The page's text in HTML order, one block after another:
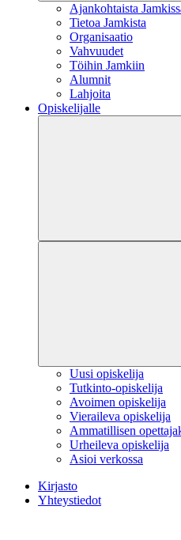
Ajankohtaista
Tietoa Jamkista
Organisaatio
Vahvuudet
Töihin Jamkiin
Alumnit
Lahjoita
Opiskelijalle
Uusi opiskelija
Tutkinto-opiskelija
Avoimen opiskelija
Vieraileva opiskelija
Ammatillisen
Urheileva opiskelija
Asioi verkossa
Kirjasto
Yhteystiedot